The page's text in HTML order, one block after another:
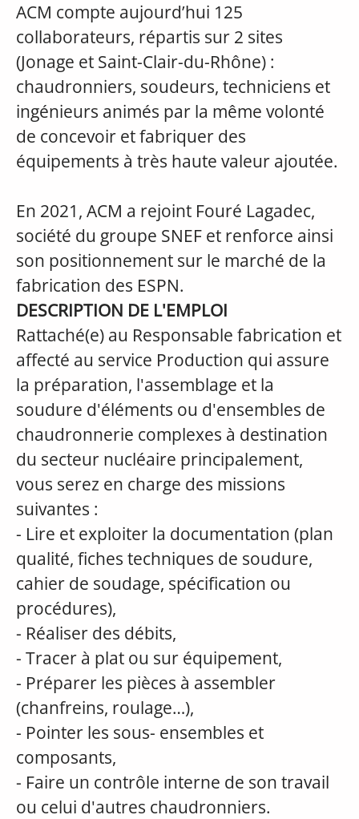
ACM compte aujourd’hui 125
collaborateurs, répartis sur 2 sites
(Jonage et Saint-Clair-du-Rhône) :
chaudronniers, soudeurs, techniciens et
ingénieurs animés par la même volonté
de concevoir et fabriquer des
équipements à très haute valeur ajoutée.
En 2021, ACM a rejoint Fouré Lagadec,
société du groupe SNEF et renforce ainsi
son positionnement sur le marché de la
fabrication des ESPN.
DESCRIPTION DE L'EMPLOI
Rattaché(e) au Responsable fabrication et
affecté au service Production qui assure
la préparation, l'assemblage et la
soudure d'éléments ou d'ensembles de
chaudronnerie complexes à destination
du secteur nucléaire principalement,
vous serez en charge des missions
suivantes :
- Lire et exploiter la documentation (plan
qualité, fiches techniques de soudure,
cahier de soudage, spécification ou
procédures),
- Réaliser des débits,
- Tracer à plat ou sur équipement,
- Préparer les pièces à assembler
(chanfreins, roulage…),
- Pointer les sous- ensembles et
composants,
- Faire un contrôle interne de son travail
ou celui d'autres chaudronniers.